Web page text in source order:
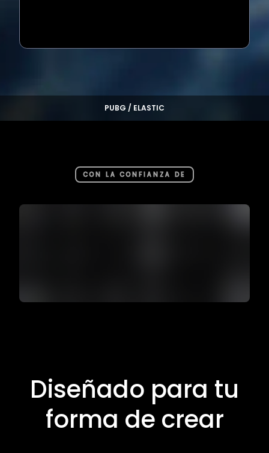
PUBG / ELASTIC
CON LA CONFIANZA DE
Diseñado para tu
forma de crear